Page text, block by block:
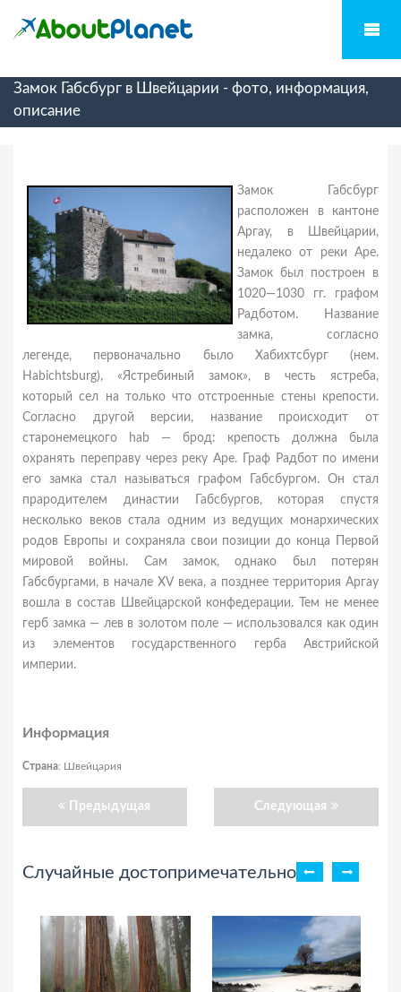
Замок Габсбург в Швейцарии - фото, информация,
описание
Замок Габсбург
расположен в кантоне
Аргау, в Швейцарии,
недалеко от реки Аре.
Замок был построен в
1020—1030 гг. графом
Радботом. Название
замка, согласно
легенде, первоначально было Хабихтсбург (нем.
Habichtsburg), «Ястребиный замок», в честь ястреба,
который сел на только что отстроенные стены крепости.
Согласно другой версии, название происходит от
старонемецкого hab — брод: крепость должна была
охранять переправу через реку Аре. Граф Радбот по имени
его замка стал называться графом Габсбургом. Он стал
прародителем династии Габсбургов, которая спустя
несколько веков стала одним из ведущих монархических
родов Европы и сохраняла свои позиции до конца Первой
мировой войны. Сам замок, однако был потерян
Габсбургами, в начале XV века, а позднее территория Аргау
вошла в состав Швейцарской конфедерации. Тем не менее
герб замка — лев в золотом поле — использовался как один
из элементов государственного герба Австрийской
империи.
Информация
Страна: Швейцария
Предыдущая Следующая
Случайные достопримечательности